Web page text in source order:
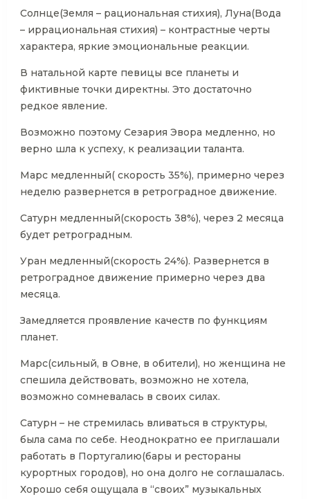
Солнце(Земля – рациональная стихия), Луна(Вода
– иррациональная стихия) – контрастные черты
характера, яркие эмоциональные реакции.
В натальной карте певицы все планеты и
фиктивные точки директны. Это достаточно
редкое явление.
Возможно поэтому Сезария Эвора медленно, но
верно шла к успеху, к реализации таланта.
Марс медленный( скорость 35%), примерно через
неделю развернется в ретроградное движение.
Сатурн медленный(скорость 38%), через 2 месяца
будет ретроградным.
Уран медленный(скорость 24%). Развернется в
ретроградное движение примерно через два
месяца.
Замедляется проявление качеств по функциям
планет.
Марс(сильный, в Овне, в обители), но женщина не
спешила действовать, возможно не хотела,
возможно сомневалась в своих силах.
Сатурн – не стремилась вливаться в структуры,
была сама по себе. Неоднократно ее приглашали
работать в Португалию(бары и рестораны
курортных городов), но она долго не соглашалась.
Хорошо себя ощущала в “своих” музыкальных